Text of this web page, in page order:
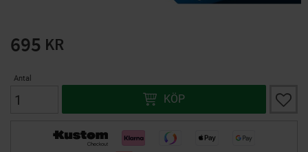
695 KR
Antal
KÖP Lägg